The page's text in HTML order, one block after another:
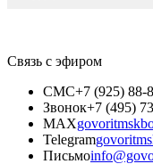
Связь с эфиром
СМС+7 (925) 88-
Звонок+7 (495)
MAX
Telegram
Письмо